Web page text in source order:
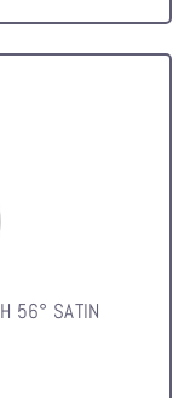
56° SATIN